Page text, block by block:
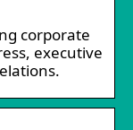
corporate
executive